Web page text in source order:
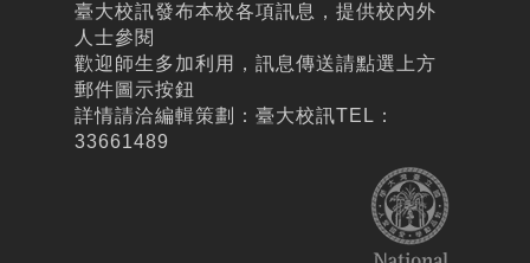
臺大校訊發布本校各項訊息，提供校內外
人士參閱
歡迎師生多加利用，訊息傳送請點選上方
郵件圖示按鈕
詳情請洽編輯策劃：臺大校訊TEL：
33661489